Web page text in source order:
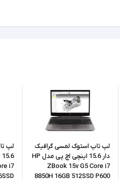
لپ تاپ استوک لمسی گرافیک
دار 15.6 اینچی اچ پی مدل HP
ZBook 15v G5 Core i7
8850H 16GB 512SSD P600
لپ
i7